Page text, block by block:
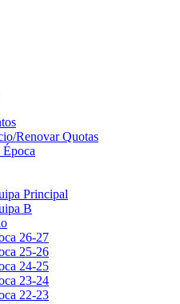
Renovar Quotas
Época
Principal
B
26-27
25-26
24-25
23-24
22-23